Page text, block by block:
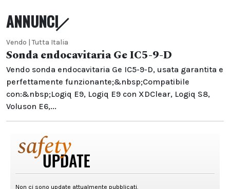
ANNUNCI
Vendo | Tutta Italia
Sonda endocavitaria Ge IC5-9-D
Vendo sonda endocavitaria Ge IC5-9-D, usata garantita e
perfettamente funzionante;&nbsp;Compatibile
con:&nbsp;Logiq E9, Logiq E9 con XDClear, Logiq S8,
Voluson E6,...